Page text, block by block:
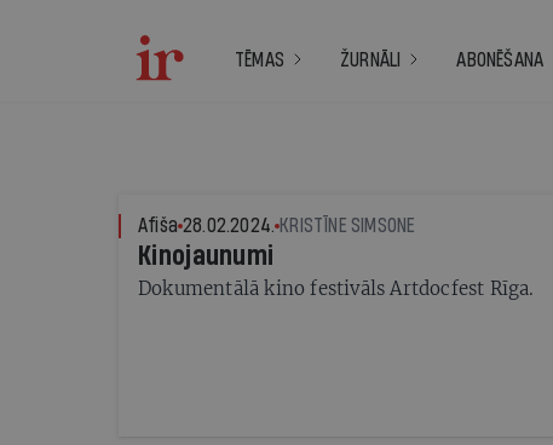
TĒMAS ŽURNĀLI ABONĒŠANA
Afiša 28.02.2024. KRISTĪNE SIMSONE
Kinojaunumi
Dokumentālā kino festivāls Artdocfest Rīga.